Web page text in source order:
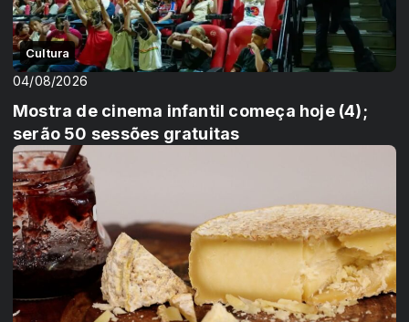
Cultura
04/08/2026
Mostra de cinema infantil começa hoje (4);
serão 50 sessões gratuitas